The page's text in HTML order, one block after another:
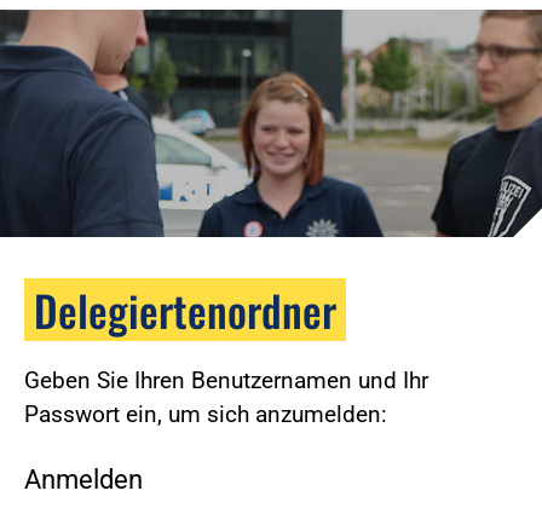
Delegiertenordner
Geben Sie Ihren Benutzernamen und Ihr
Passwort ein, um sich anzumelden:
Anmelden